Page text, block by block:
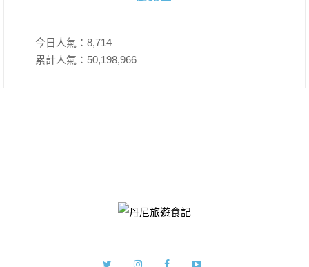
今日人氣： 8,714
累計人氣： 50,198,966